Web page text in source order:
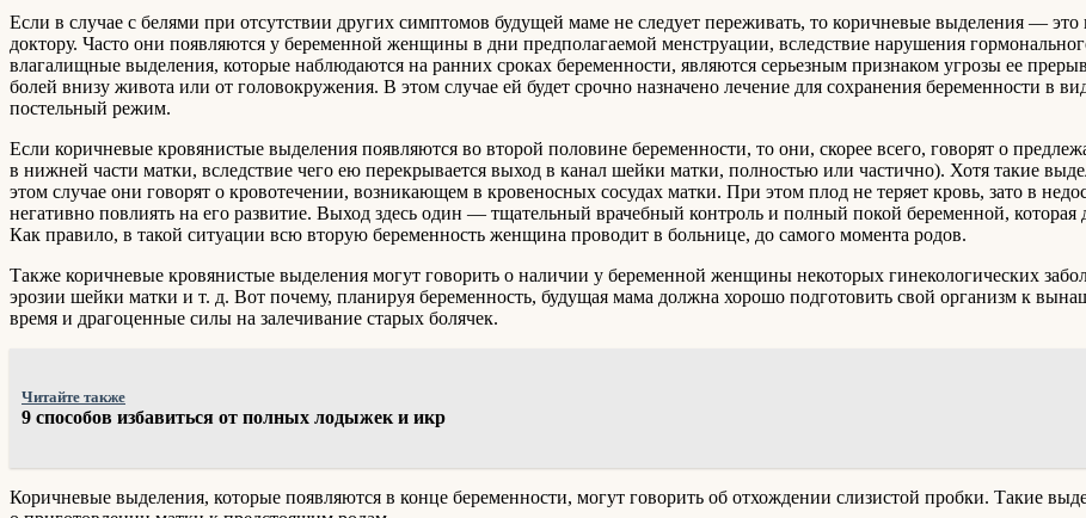
Если в случае с белями при отсутствии других симптомов будущей маме не следует переживать, то коричневые выделения —
доктору. Часто они появляются у беременной женщины в дни предполагаемой менструации, вследствие нарушения
влагалищные выделения, которые наблюдаются на ранних сроках беременности, являются серьезным признаком угрозы ее
болей внизу живота или от головокружения. В этом случае ей будет срочно назначено лечение для сохранения беременности в
постельный режим.
Если коричневые кровянистые выделения появляются во второй половине беременности, то они, скорее всего, говорят о
в нижней части матки, вследствие чего ею перекрывается выход в канал шейки матки, полностью или частично). Хотя такие
этом случае они говорят о кровотечении, возникающем в кровеносных сосудах матки. При этом плод не теряет кровь, зато в
негативно повлиять на его развитие. Выход здесь один — тщательный врачебный контроль и полный покой беременной,
Как правило, в такой ситуации всю вторую беременность женщина проводит в больнице, до самого момента родов.
Также коричневые кровянистые выделения могут говорить о наличии у беременной женщины некоторых гинекологических
эрозии шейки матки и т. д. Вот почему, планируя беременность, будущая мама должна хорошо подготовить свой организм к
время и драгоценные силы на залечивание старых болячек.
Читайте также
9 способов избавиться от полных лодыжек и икр
Коричневые выделения, которые появляются в конце беременности, могут говорить об отхождении слизистой пробки. Такие